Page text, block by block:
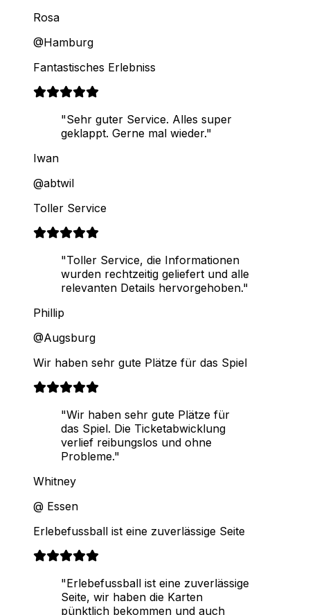
Rosa
@Hamburg
Fantastisches Erlebniss
"Sehr guter Service. Alles super
geklappt. Gerne mal wieder."
Iwan
@abtwil
Toller Service
"Toller Service, die Informationen
wurden rechtzeitig geliefert und alle
relevanten Details hervorgehoben."
Phillip
@Augsburg
Wir haben sehr gute Plätze für das Spiel
"Wir haben sehr gute Plätze für
das Spiel. Die Ticketabwicklung
verlief reibungslos und ohne
Probleme."
Whitney
@ Essen
Erlebefussball ist eine zuverlässige Seite
"Erlebefussball ist eine zuverlässige
Seite, wir haben die Karten
pünktlich bekommen und auch